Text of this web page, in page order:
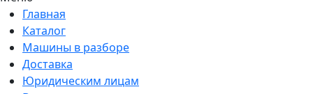
Главная
Каталог
Машины в разборе
Доставка
Юридическим лицам